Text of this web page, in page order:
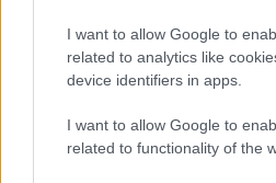
I want to allow Google to
related to analytics like
device identifiers in apps.
I want to allow Google to
related to functionality of the
2025. június 3. 20:25
Zoltán háza egyáltalán